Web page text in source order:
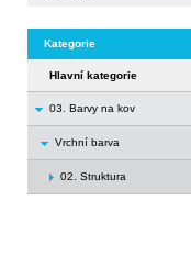
Kategorie
Hlavní kategorie
03. Barvy na kov
Vrchní barva
02. Struktura